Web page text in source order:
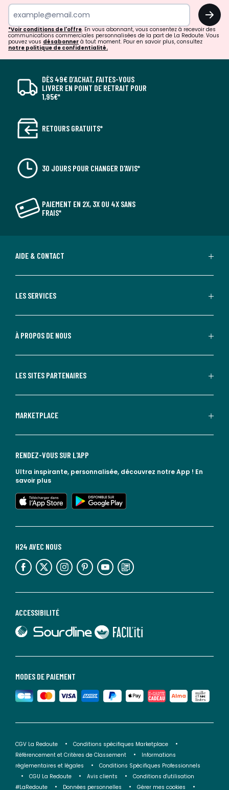
OK
*Voir conditions de l'offre. En vous abonnant, vous consentez à recevoir des
communications commerciales personnalisées de la part de La Redoute. Vous
pouvez vous désabonner à tout moment. Pour en savoir plus, consultez
notre politique de confidentialité.
DÈS 49€ D’ACHAT, FAITES-VOUS
LIVRER EN POINT DE RETRAIT POUR
1,95€*
RETOURS GRATUITS*
30 JOURS POUR CHANGER D'AVIS*
PAIEMENT EN 2X, 3X OU 4X SANS
FRAIS*
AIDE & CONTACT
LES SERVICES
À PROPOS DE NOUS
LES SITES PARTENAIRES
MARKETPLACE
MODES DE PAIEMENT
ACCESSIBILITÉ
lien vers Sourdline
lien vers Faciliti
H24 AVEC NOUS
lien vers l'espace réseaux sociaux lien vers l'espace réseaux sociaux lien vers l'espace réseaux sociaux lien vers l'espace réseaux sociaux lien vers l'espace réseaux sociaux lien vers le blog la redoute
RENDEZ-VOUS SUR L'APP
Ultra inspirante, personnalisée, découvrez notre App ! En
savoir plus
lien vers l'app store
lien vers google play
CGV La Redoute
Conditions spécifiques Marketplace
Référencement et Critères de Classement
Informations
réglementaires et légales
Conditions Spécifiques Professionnels
CGU La Redoute
Avis clients
Conditions d'utilisation
#LaRedoute
Données personnelles Gérer mes cookies